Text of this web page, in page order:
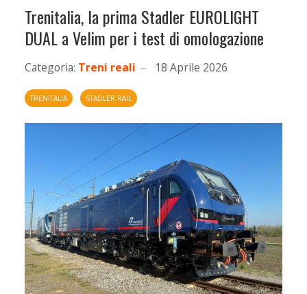
Trenitalia, la prima Stadler EUROLIGHT
DUAL a Velim per i test di omologazione
Categoria: Treni reali 18 Aprile 2026
TRENITALIA STADLER RAIL